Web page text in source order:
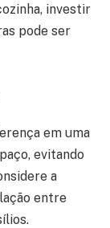
investir
pode ser
em uma
evitando
a
entre